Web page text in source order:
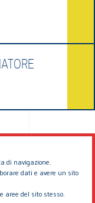
di navigazione.
dati e avere un sito
aree del sito stesso.